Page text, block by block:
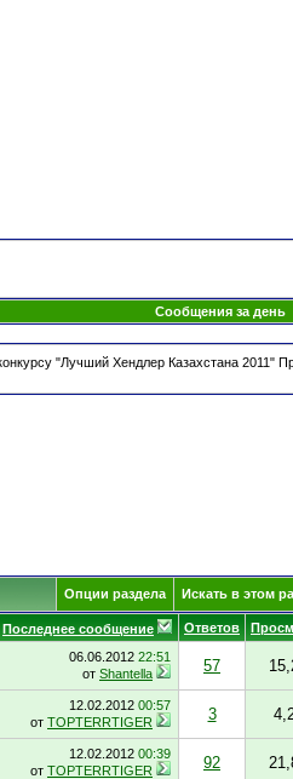
Сообщения за день
"Лучший Хендлер Казахстана 2011"
Опции раздела Искать в этом
Последнее сообщение Ответов
06.06.2012 22:51
от Shantella 57
12.02.2012 00:57
от TOPTERRTIGER 3
12.02.2012 00:39
от TOPTERRTIGER 92